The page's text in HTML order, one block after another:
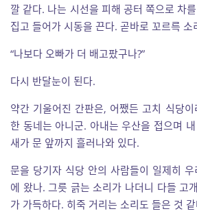
깔 같다. 나는 시선을 피해 공터 쪽으로 차
집고 들어가 시동을 끈다. 곧바로 꼬르륵 소
“나보다 오빠가 더 배고팠구나?”
다시 반달눈이 된다.
약간 기울어진 간판은, 어쨌든 고치 식당
한 동네는 아니군. 아내는 우산을 접으며
새가 문 앞까지 흘러나와 있다.
문을 당기자 식당 안의 사람들이 일제히
에 왔나. 그릇 긁는 소리가 나더니 다들 고
가 가득하다. 히죽 거리는 소리도 들은 것